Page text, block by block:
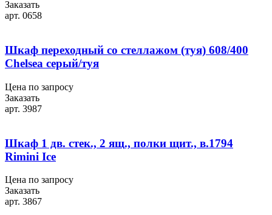
Заказать
арт. 0658
Шкаф переходный со стеллажом (туя) 608/400
Chelsea серый/туя
Цена по запросу
Заказать
арт. 3987
Шкаф 1 дв. стек., 2 ящ., полки щит., в.1794
Rimini Ice
Цена по запросу
Заказать
арт. 3867